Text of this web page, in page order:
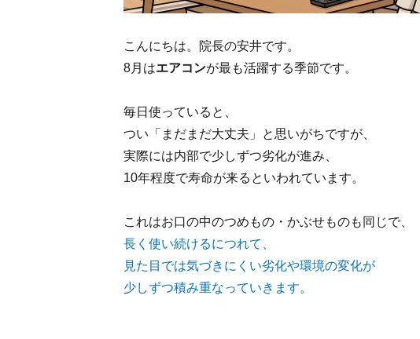
こんにちは。院長の安井です。
8月はエアコンが最も活躍する季節です。
毎日使っていると、
つい「まだまだ大丈夫」と思いがちですが、
実際には内部で少しずつ劣化が進み、
10年程度で寿命が来るといわれています。
これはお口の中のつめもの・かぶせものも同じで、
長く使い続けるにつれて、
見た目では気づきにくい劣化や環境の変化が
少しずつ積み重なっていきます。